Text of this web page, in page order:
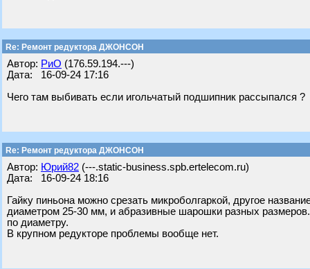
Re: Ремонт редуктора ДЖОНСОН
Автор: РиО (176.59.194.---)
Дата: 16-09-24 17:16
Чего там выбивать если игольчатый подшипник рассыпался ?
Re: Ремонт редуктора ДЖОНСОН
Автор: Юрий82 (---.static-business.spb.ertelecom.ru)
Дата: 16-09-24 18:16
Гайку пиньона можно срезать микроболгаркой, другое
диаметром 25-30 мм, и абразивные шарошки разных
по диаметру.
В крупном редукторе проблемы вообще нет.